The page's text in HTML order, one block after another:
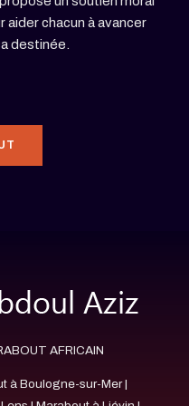
chacun à avancer
destinée.
AFRICAIN
à Boulogne-sur-Mer|